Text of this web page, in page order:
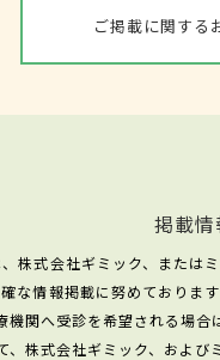
ご掲載に関する
掲載情
株式会社ギミック、または
な情報掲載に努めておりま
機関へ受診を希望される場合
株式会社ギミック、およ